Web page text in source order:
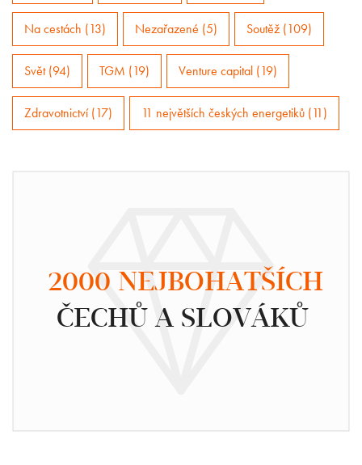
Na cestách (13) Nezařazené (5) Soutěž (109)
Svět (94) TGM (19) Venture capital (19)
Zdravotnictví (17) 11 největších českých energetiků (11)
2000 NEJBOHATŠÍCH
ČECHŮ A SLOVÁKŮ